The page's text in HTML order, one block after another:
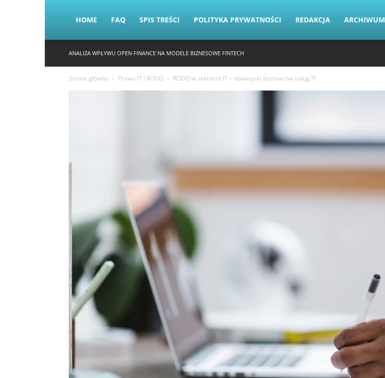
HOME FAQ SPIS TREŚCI POLITYKA PRYWATNOŚCI REDAKCJA ARCHIWUM
ANALIZA WPŁYWU OPEN FINANCE NA MODELE BIZNESOWE FINTECH
Strona główna Prawo IT i RODO RODO w sektorze IT – obowiązki dostawców usług IT